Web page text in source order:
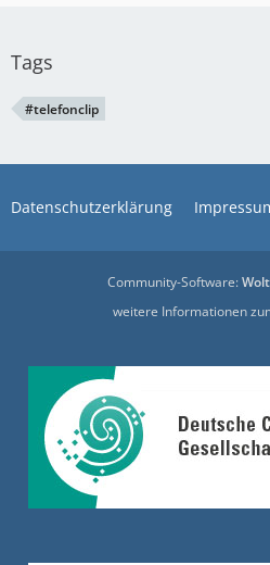
Tags
#telefonclip
Datenschutzerklärung
Community-Software:
weitere Informationen